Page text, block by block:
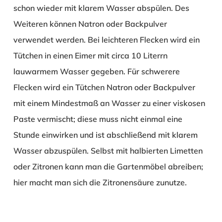
schon wieder mit klarem Wasser abspülen. Des
Weiteren können Natron oder Backpulver
verwendet werden. Bei leichteren Flecken wird ein
Tütchen in einen Eimer mit circa 10 Literrn
lauwarmem Wasser gegeben. Für schwerere
Flecken wird ein Tütchen Natron oder Backpulver
mit einem Mindestmaß an Wasser zu einer viskosen
Paste vermischt; diese muss nicht einmal eine
Stunde einwirken und ist abschließend mit klarem
Wasser abzuspülen. Selbst mit halbierten Limetten
oder Zitronen kann man die Gartenmöbel abreiben;
hier macht man sich die Zitronensäure zunutze.